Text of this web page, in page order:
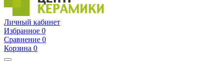
Личный кабинет
Избранное 0
Сравнение 0
Корзина 0